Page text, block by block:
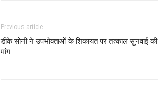
Previous article
डीके सोनी ने उपभोक्ताओं के शिकायत पर तत्काल सुनवाई की
मांग